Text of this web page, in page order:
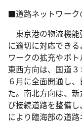
■道路ネットワーク
東京港の物流機能
に適切に対応でき
ワークの拡充やボト
東西方向は、国道
６月に全面開通し
た。南北方向は、
び接続道路を整備
により臨海部の道路